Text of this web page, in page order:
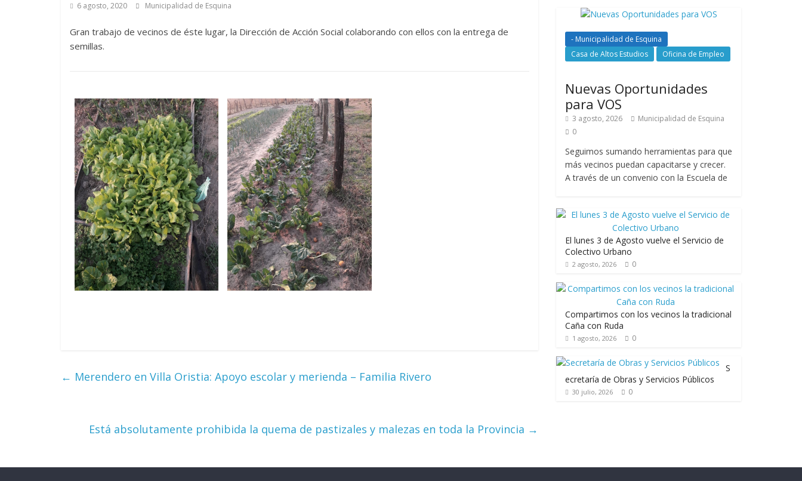
6 agosto, 2020 Municipalidad de Esquina
Gran trabajo de vecinos de éste lugar, la Dirección de Acción Social colaborando con ellos con la entrega de
semillas.
← Merendero en Villa Oristia: Apoyo escolar y merienda – Familia Rivero
Está absolutamente prohibida la quema de pastizales y malezas en toda la Provincia →
- Municipalidad de Esquina
Casa de Altos Estudios
Oficina de Empleo
Nuevas Oportunidades
para VOS
3 agosto, 2026
Municipalidad de Esquina
0
Seguimos sumando herramientas para que
más vecinos puedan capacitarse y crecer.
A través de un convenio con la Escuela de
El lunes 3 de Agosto vuelve el Servicio de
Colectivo Urbano
2 agosto, 2026 0
Compartimos con los vecinos la tradicional
Caña con Ruda
1 agosto, 2026 0
S
ecretaría de Obras y Servicios Públicos
30 julio, 2026 0